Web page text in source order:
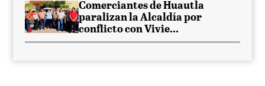
Comerciantes de Huautla
paralizan la Alcaldía por
conflicto con Vivie...